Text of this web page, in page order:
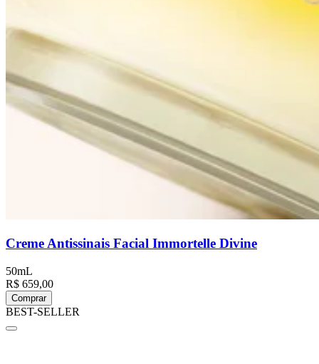
Creme Antissinais Facial Immortelle Divine
50mL
R$ 659,00
Comprar
BEST-SELLER